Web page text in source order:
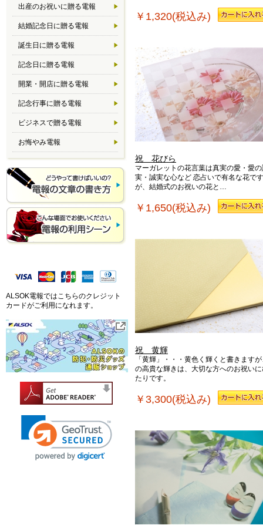
￥1,320(税込み)
祝 花びら
マーガレットの花言葉は真実の愛・愛
実・誠実な心など 恋占いで有名な花です
が、結婚式のお祝いの花と…
￥1,650(税込み)
祝 黄輝
「黄輝」・・・黄色く輝くと書きます
の高貴な輝きは、大切な方へのお祝い
たりです。
￥3,300(税込み)
出産のお祝いに贈る電報
結婚記念日に贈る電報
誕生日に贈る電報
記念日に贈る電報
開業・開店に贈る電報
記念行事に贈る電報
ビジネスで贈る電報
お悔やみ電報
ALSOK電報ではこちらのクレジット
カードがご利用になれます。